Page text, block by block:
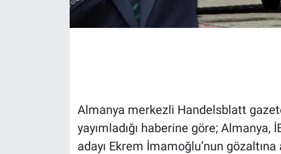
Almanya merkezli Handelsblatt
yayımladığı haberine göre; Almanya,
adayı Ekrem İmamoğlu’nun gözaltına
Gündem Özel